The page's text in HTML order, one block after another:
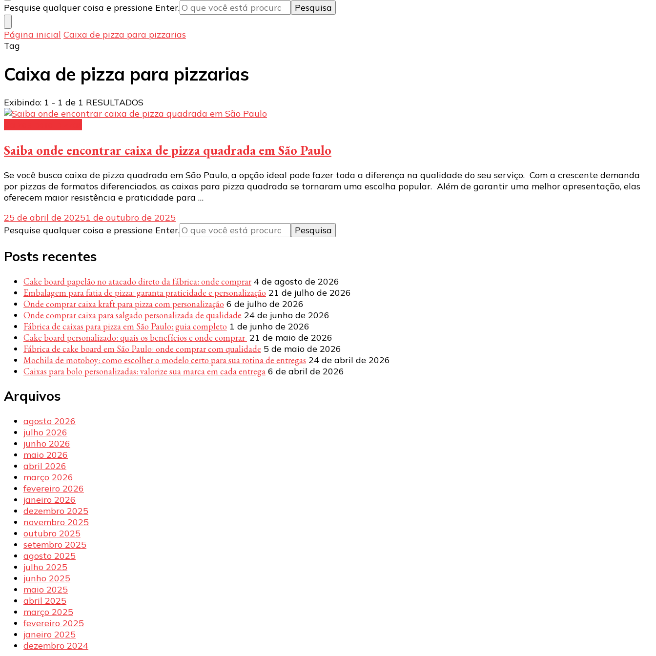
Procurando
algo?
Pesquise qualquer coisa e pressione Enter.
Página inicial Caixa de pizza para pizzarias
Tag
Caixa de pizza para pizzarias
Exibindo: 1 - 1 de 1 RESULTADOS
Saiba onde encontrar caixa de pizza quadrada em São Paulo
Se você busca caixa de pizza quadrada em São Paulo, a opção ideal pode fazer toda a diferença na qualidade do seu serviço. Com a crescente demanda
por pizzas de formatos diferenciados, as caixas para pizza quadrada se tornaram uma escolha popular. Além de garantir uma melhor apresentação, elas
oferecem maior resistência e praticidade para …
25 de abril de 20251 de outubro de 2025
Procurando
Pesquise qualquer coisa e pressione Enter.
Posts recentes
Cake board papelão no atacado direto da fábrica: onde comprar 4 de agosto de 2026
Embalagem para fatia de pizza: garanta praticidade e personalização 21 de julho de 2026
Onde comprar caixa kraft para pizza com personalização 6 de julho de 2026
Onde comprar caixa para salgado personalizada de qualidade 24 de junho de 2026
Fábrica de caixas para pizza em São Paulo: guia completo 1 de junho de 2026
Cake board personalizado: quais os benefícios e onde comprar 21 de maio de 2026
Fábrica de cake board em São Paulo: onde comprar com qualidade 5 de maio de 2026
Mochila de motoboy: como escolher o modelo certo para sua rotina de entregas 24 de abril de 2026
Caixas para bolo personalizadas: valorize sua marca em cada entrega 6 de abril de 2026
Arquivos
agosto 2026
julho 2026
junho 2026
maio 2026
abril 2026
março 2026
fevereiro 2026
janeiro 2026
dezembro 2025
novembro 2025
outubro 2025
setembro 2025
agosto 2025
julho 2025
junho 2025
maio 2025
abril 2025
março 2025
fevereiro 2025
janeiro 2025
dezembro 2024